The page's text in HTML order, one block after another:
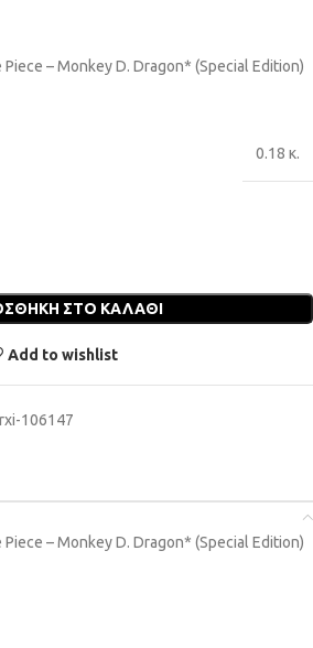
– Monkey D. Dragon* (Special Edition)
0.18 κ.
ΣΤΟ ΚΑΛΆΘΙ
Add to wishlist
106147
– Monkey D. Dragon* (Special Edition)